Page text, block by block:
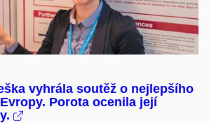
vyhrála soutěž o nejlepšího
Porota ocenila její